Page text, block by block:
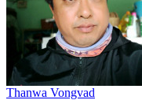
Thanwa Vongvad